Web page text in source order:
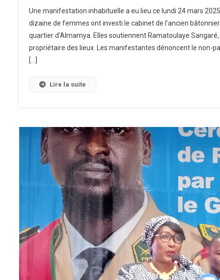
Une manifestation inhabituelle a eu lieu ce lundi 24 mars 2025
dizaine de femmes ont investi le cabinet de l’ancien
quartier d’Almamya. Elles soutiennent Ramatoulaye
propriétaire des lieux. Les manifestantes dénoncent le non-
[…]
Lire la suite